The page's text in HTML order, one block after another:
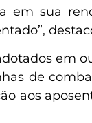
sua
em
de
aos